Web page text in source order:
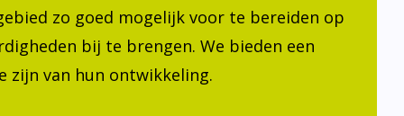
zo goed mogelijk voor te bereiden op
bij te brengen. We bieden een
zijn van hun ontwikkeling.